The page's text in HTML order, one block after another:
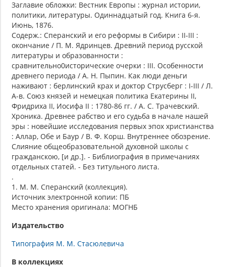
Заглавие обложки: Вестник Европы : журнал истории,
политики, литературы. Одиннадцатый год. Книга 6-я.
Июнь, 1876.
Содерж.: Сперанский и его реформы в Сибири : II-III :
окончание / П. М. Ядринцев. Древний период русской
литературы и образованности :
сравнительно0исторические очерки : III. Особенности
древнего периода / А. Н. Пыпин. Как люди деньги
наживают : берлинский крах и доктор Струсберг : I-III / Л.
А-в. Союз князей и немецкая политика Екатерины II,
Фридриха II, Иосифа II : 1780-86 гг. / А. С. Трачевский.
Хроника. Древнее рабство и его судьба в начале нашей
эры : новейшие исследования первых эпох христианства
: Аллар, Обе и Баур / В. Ф. Корш. Внутреннее обозрение.
Слияние общеобразовательной духовной школы с
гражданскою, [и др.]. - Библиография в примечаниях
отдельных статей. - Без титульного листа.
.
1. М. М. Сперанский (коллекция).
Источник электронной копии: ПБ
Место хранения оригинала: МОГНБ
Издательство
Типография М. М. Стасюлевича
В коллекциях